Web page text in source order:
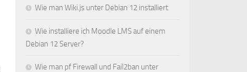
Wie man Wiki.js unter Debian 12 installiert
Wie installiere ich Moodle LMS auf einem
Debian 12 Server?
Wie man pf Firewall und Fail2ban unter